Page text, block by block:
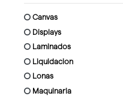
canvas
displays
laminados
liquidacion
lonas
maquinaria